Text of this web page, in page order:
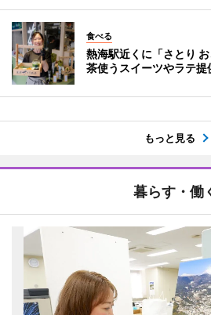
食べる
熱海駅近くに「さとり
茶使うスイーツやラテ提
もっと見る
暮らす・働